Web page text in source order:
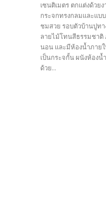
เซนติเมตร ตกแต่งด้ว
กระจกทรงกลมและแบ
ชมสวย รอบตัวบ้านปูท
ลายไม้โทนสีธรรมชาติ
นอน และมีห้องน้ำภาย
เป็นกระจกั้น ผนังห้องน้
ด้วย...